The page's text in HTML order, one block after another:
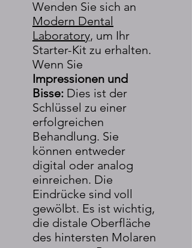
Wenden Sie sich an
Modern Dental
Laboratory, um Ihr
Starter-Kit zu erhalten.
Wenn Sie
Impressionen und
Bisse: Dies ist der
Schlüssel zu einer
erfolgreichen
Behandlung. Sie
können entweder
digital oder analog
einreichen. Die
Eindrücke sind voll
gewölbt. Es ist wichtig,
die distale Oberfläche
des hintersten Molaren